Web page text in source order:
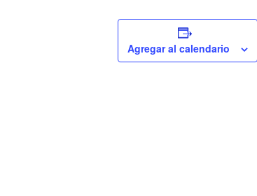
Agregar al calendario